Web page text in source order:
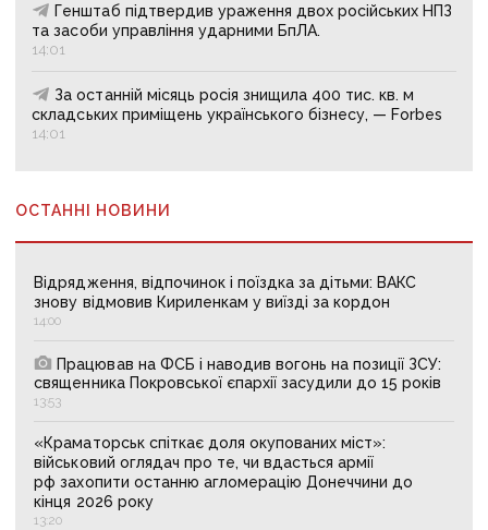
Генштаб підтвердив ураження двох російських НПЗ
та засоби управління ударними БпЛА.
14:01
За останній місяць росія знищила 400 тис. кв. м
складських приміщень українського бізнесу, — Forbes
14:01
ОСТАННІ НОВИНИ
Відрядження, відпочинок і поїздка за дітьми: ВАКС
знову відмовив Кириленкам у виїзді за кордон
14:00
Працював на ФСБ і наводив вогонь на позиції ЗСУ:
священника Покровської єпархії засудили до 15 років
13:53
«Краматорськ спіткає доля окупованих міст»:
військовий оглядач про те, чи вдасться армії
рф захопити останню агломерацію Донеччини до
кінця 2026 року
13:20